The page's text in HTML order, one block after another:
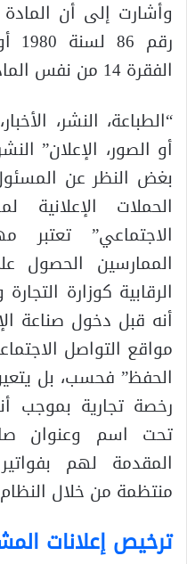
وأشارت إلى أن
الفقرة 14 من نفس المادة تتناول الحقائق التالية:
“الطباعة، النشر،
أو الصور، الإعلان”
بغض النظر عن
الحملات الإعلانية
الاجتماعي”
الممارسين الحصول
الرقابية كوزارة
أنه قبل دخول صناعة
مواقع التواصل
الحفظ” فحسب، بل
رخصة تجارية بموجب
تحت اسم وعنوان
المقدمة لهم
منتظمة من خلال
ترخيص إعلانات